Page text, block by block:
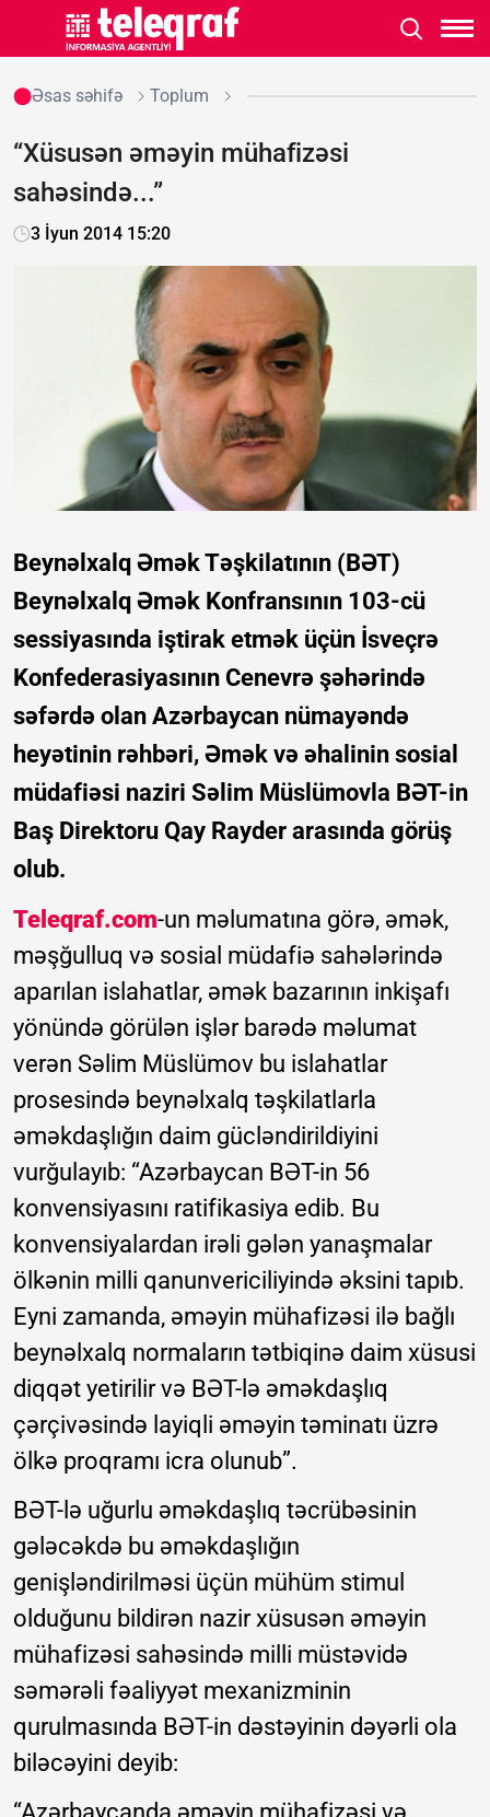
Əsas səhifə Toplum
“Xüsusən əməyin mühafizəsi
sahəsində...”
3 İyun 2014 15:20
Beynəlxalq Əmək Təşkilatının (BƏT)
Beynəlxalq Əmək Konfransının 103-cü
sessiyasında iştirak etmək üçün İsveçrə
Konfederasiyasının Cenevrə şəhərində
səfərdə olan Azərbaycan nümayəndə
heyətinin rəhbəri, Əmək və əhalinin sosial
müdafiəsi naziri Səlim Müslümovla BƏT-in
Baş Direktoru Qay Rayder arasında görüş
olub.
Teleqraf.com-un məlumatına görə, əmək,
məşğulluq və sosial müdafiə sahələrində
aparılan islahatlar, əmək bazarının inkişafı
yönündə görülən işlər barədə məlumat
verən Səlim Müslümov bu islahatlar
prosesində beynəlxalq təşkilatlarla
əməkdaşlığın daim gücləndirildiyini
vurğulayıb: “Azərbaycan BƏT-in 56
konvensiyasını ratifikasiya edib. Bu
konvensiyalardan irəli gələn yanaşmalar
ölkənin milli qanunvericiliyində əksini tapıb.
Eyni zamanda, əməyin mühafizəsi ilə bağlı
beynəlxalq normaların tətbiqinə daim xüsusi
diqqət yetirilir və BƏT-lə əməkdaşlıq
çərçivəsində layiqli əməyin təminatı üzrə
ölkə proqramı icra olunub”.
BƏT-lə uğurlu əməkdaşlıq təcrübəsinin
gələcəkdə bu əməkdaşlığın
genişləndirilməsi üçün mühüm stimul
olduğunu bildirən nazir xüsusən əməyin
mühafizəsi sahəsində milli müstəvidə
səmərəli fəaliyyət mexanizminin
qurulmasında BƏT-in dəstəyinin dəyərli ola
biləcəyini deyib: